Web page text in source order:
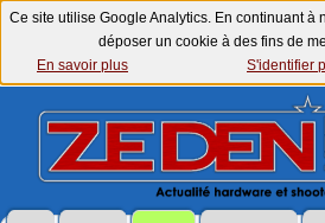
Ce site utilise Google Analytics. En continuant à
déposer un cookie à des fins de
En savoir plus
S'identifier